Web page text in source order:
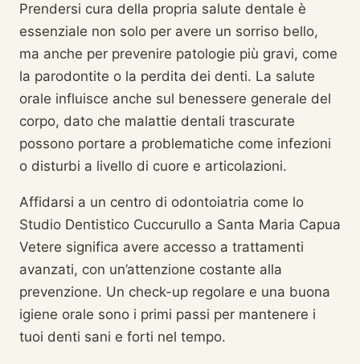
Prendersi cura della propria salute dentale è
essenziale non solo per avere un sorriso bello,
ma anche per prevenire patologie più gravi, come
la parodontite o la perdita dei denti. La salute
orale influisce anche sul benessere generale del
corpo, dato che malattie dentali trascurate
possono portare a problematiche come infezioni
o disturbi a livello di cuore e articolazioni.
Affidarsi a un centro di odontoiatria come lo
Studio Dentistico Cuccurullo a Santa Maria Capua
Vetere significa avere accesso a trattamenti
avanzati, con un’attenzione costante alla
prevenzione. Un check-up regolare e una buona
igiene orale sono i primi passi per mantenere i
tuoi denti sani e forti nel tempo.